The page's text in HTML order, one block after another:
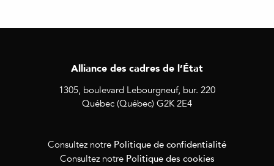
Alliance des cadres de l’État
1305, boulevard Lebourgneuf, bur. 220
Québec (Québec) G2K 2E4
Consultez notre Politique de confidentialité
Consultez notre Politique des cookies